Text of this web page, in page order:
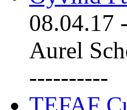
08.04.17 -
Aurel
----------
TEFAF